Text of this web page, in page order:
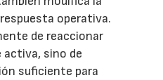
operativa.
de reaccionar
activa, sino de
suficiente para